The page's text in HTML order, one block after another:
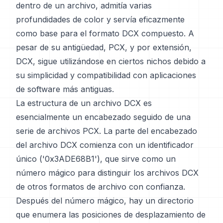
dentro de un archivo, admitía varias
profundidades de color y servía eficazmente
como base para el formato DCX compuesto. A
pesar de su antigüedad, PCX, y por extensión,
DCX, sigue utilizándose en ciertos nichos debido a
su simplicidad y compatibilidad con aplicaciones
de software más antiguas.
La estructura de un archivo DCX es
esencialmente un encabezado seguido de una
serie de archivos PCX. La parte del encabezado
del archivo DCX comienza con un identificador
único ('0x3ADE68B1'), que sirve como un
número mágico para distinguir los archivos DCX
de otros formatos de archivo con confianza.
Después del número mágico, hay un directorio
que enumera las posiciones de desplazamiento de